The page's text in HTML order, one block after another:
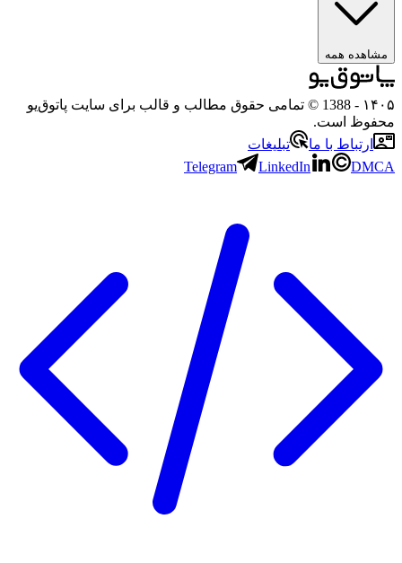
مشاهده همه
۱۴۰۵
- 1388 © تمامی حقوق مطالب و قالب برای سایت پاتوق‌یو
محفوظ است.
ارتباط با ما
تبلیغات
Telegram
LinkedIn DMCA